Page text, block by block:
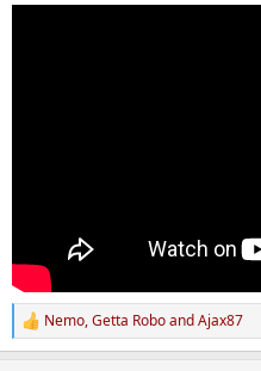
R
e
Nemo,Getta RoboandAjax87